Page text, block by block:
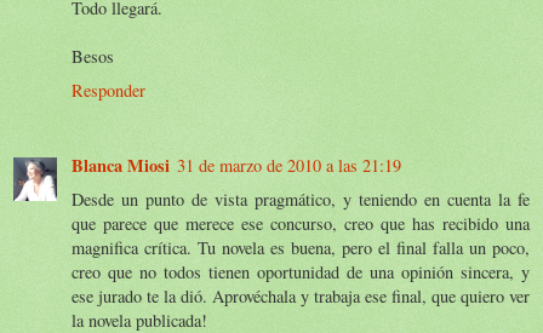
Todo llegará.
Besos
Responder
Blanca Miosi 31 de marzo de 2010 a las 21:19
Desde un punto de vista pragmático, y teniendo en cuenta la fe
que parece que merece ese concurso, creo que has recibido una
magnifica crítica. Tu novela es buena, pero el final falla un poco,
creo que no todos tienen oportunidad de una opinión sincera, y
ese jurado te la dió. Aprovéchala y trabaja ese final, que quiero ver
la novela publicada!